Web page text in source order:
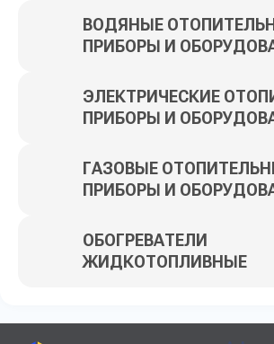
ВОДЯНЫЕ
ПРИБОРЫ И
ЭЛЕКТРИЧЕСКИЕ
ПРИБОРЫ И
ГАЗОВЫЕ
ПРИБОРЫ И
ОБОГРЕВАТЕЛИ
ЖИДКОТОПЛИВНЫЕ